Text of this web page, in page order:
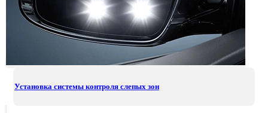
Установка системы контроля слепых зон